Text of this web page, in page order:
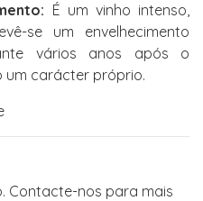
É um vinho intenso,
se um envelhecimento
vários anos após o
um carácter próprio.
Contacte-nos para mais